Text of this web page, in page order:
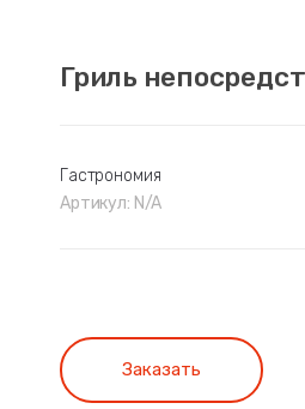
Гриль
Гастрономия
Артикул: N/A
Заказать